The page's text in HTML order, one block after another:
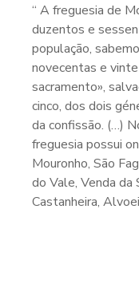
“ A freguesia de
duzentos e
população,
novecentas e
sacramento»,
cinco, dos dois
da confissão. (…)
freguesia possui
Mouronho, São
do Vale, Venda da
Castanheira,